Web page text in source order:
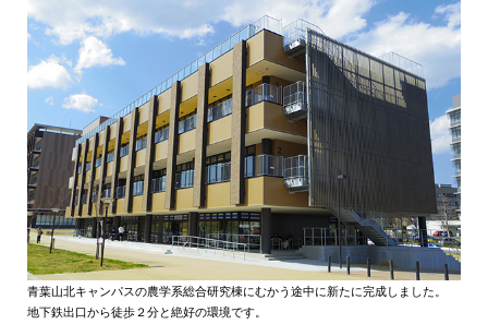
青葉山北キャンパスの農学系総合研究棟にむかう途中に新たに完成しました。
地下鉄出口から徒歩２分と絶好の環境です。